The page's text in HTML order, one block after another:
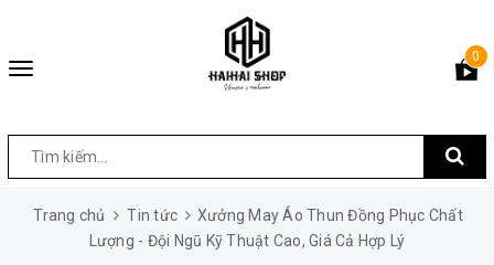
Toggle
0
Trang chủ Tin tức
Xưởng May Áo Thun Đồng Phục Chất
Lượng - Đội Ngũ Kỹ Thuật Cao, Giá Cả Hợp Lý